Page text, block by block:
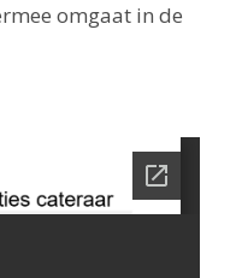
omgaat in de